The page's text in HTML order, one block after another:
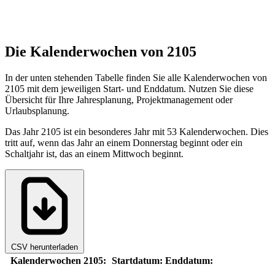
Die Kalenderwochen von 2105
In der unten stehenden Tabelle finden Sie alle Kalenderwochen von
2105 mit dem jeweiligen Start- und Enddatum. Nutzen Sie diese
Übersicht für Ihre Jahresplanung, Projektmanagement oder
Urlaubsplanung.
Das Jahr 2105 ist ein besonderes Jahr mit 53 Kalenderwochen. Dies
tritt auf, wenn das Jahr an einem Donnerstag beginnt oder ein
Schaltjahr ist, das an einem Mittwoch beginnt.
CSV herunterladen
Kalenderwochen 2105: Startdatum: Enddatum: